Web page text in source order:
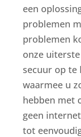
een
problemen
problemen
onze
secuur op te
waarmee u
hebben met
geen
tot